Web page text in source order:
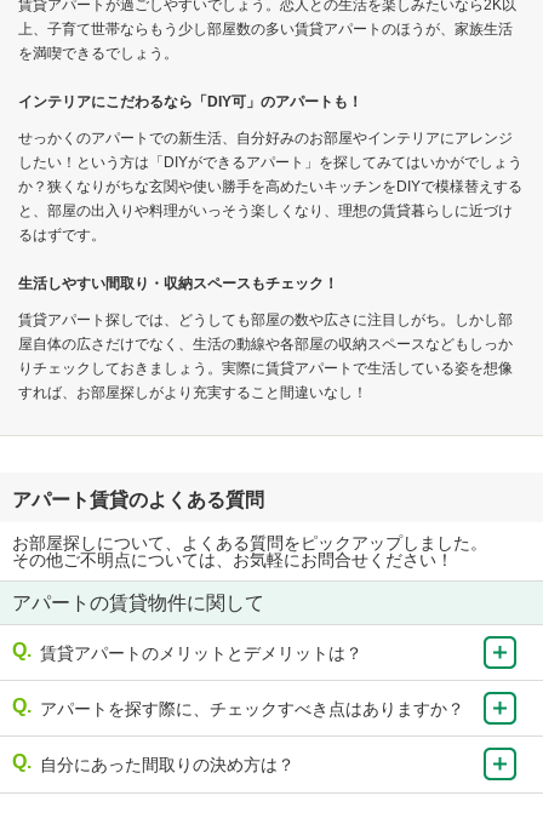
賃貸アパートが過ごしやすいでしょう。恋人との生活を楽しみたいなら2K以
上、子育て世帯ならもう少し部屋数の多い賃貸アパートのほうが、家族生活
を満喫できるでしょう。
インテリアにこだわるなら「DIY可」のアパートも！
せっかくのアパートでの新生活、自分好みのお部屋やインテリアにアレンジ
したい！という方は「DIYができるアパート」を探してみてはいかがでしょう
か？狭くなりがちな玄関や使い勝手を高めたいキッチンをDIYで模様替えする
と、部屋の出入りや料理がいっそう楽しくなり、理想の賃貸暮らしに近づけ
るはずです。
生活しやすい間取り・収納スペースもチェック！
賃貸アパート探しでは、どうしても部屋の数や広さに注目しがち。しかし部
屋自体の広さだけでなく、生活の動線や各部屋の収納スペースなどもしっか
りチェックしておきましょう。実際に賃貸アパートで生活している姿を想像
すれば、お部屋探しがより充実すること間違いなし！
アパート賃貸のよくある質問
お部屋探しについて、よくある質問をピックアップしました。
その他ご不明点については、お気軽にお問合せください！
アパートの賃貸物件に関して
賃貸アパートのメリットとデメリットは？
アパートを探す際に、チェックすべき点はありますか？
自分にあった間取りの決め方は？